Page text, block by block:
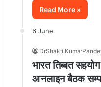
Read More »
6 June
DrShakti
भारत तिब्बत
आनलाइन बैठक